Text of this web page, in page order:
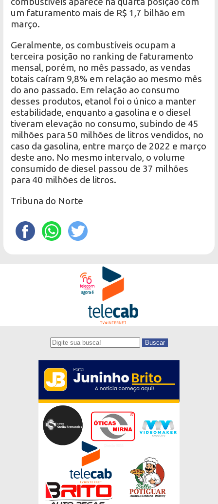
um faturamento mais de R$ 1,7 bilhão em
março.
Geralmente, os combustíveis ocupam a
terceira posição no ranking de faturamento
mensal, porém, no mês passado, as vendas
totais caíram 9,8% em relação ao mesmo mês
do ano passado. Em relação ao consumo
desses produtos, etanol foi o único a manter
estabilidade, enquanto a gasolina e o diesel
tiveram elevação no consumo, subindo de 45
milhões para 50 milhões de litros vendidos, no
caso da gasolina, entre março de 2022 e março
deste ano. No mesmo intervalo, o volume
consumido de diesel passou de 37 milhões
para 40 milhões de litros.
Tribuna do Norte
Buscar